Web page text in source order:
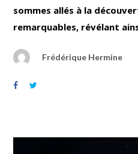
sommes allés à la
remarquables, révélant
Frédérique Hermine